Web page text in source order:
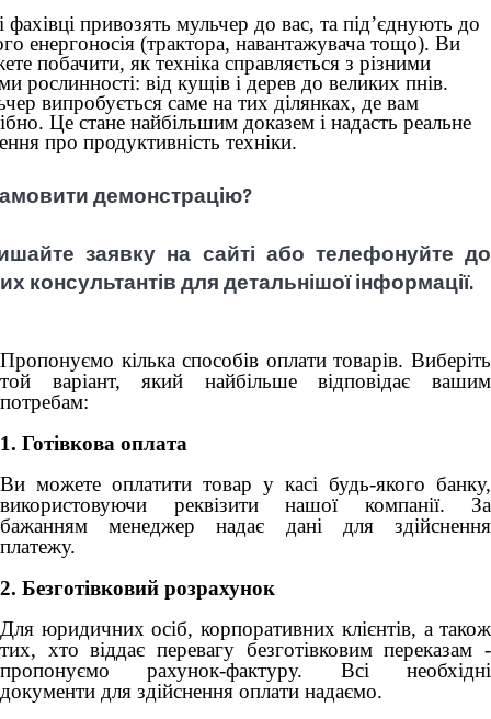
привозять мульчер до вас, та під’єднують до
енергоносія (трактора, навантажувача тощо). Ви
побачити, як техніка справляється з різними
рослинності: від кущів і дерев до великих пнів.
випробується саме на тих ділянках, де вам
Це стане найбільшим доказем і надасть реальне
про продуктивність техніки.
демонстрацію?
заявку на сайті або телефонуйте до
консультантів для детальнішої інформації.
Пропонуємо кілька способів оплати товарів. Виберіть
той варіант, який найбільше відповідає вашим
потребам:
1. Готівкова оплата
Ви можете оплатити товар у касі будь-якого банку,
використовуючи реквізити нашої компанії. За
бажанням менеджер надає дані для здійснення
платежу.
2. Безготівковий розрахунок
Для юридичних осіб, корпоративних клієнтів, а також
тих, хто віддає перевагу безготівковим переказам -
пропонуємо рахунок-фактуру. Всі необхідні
документи для здійснення оплати надаємо.